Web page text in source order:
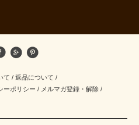
て / 返品について /
ーポリシー / メルマガ登録・解除 /